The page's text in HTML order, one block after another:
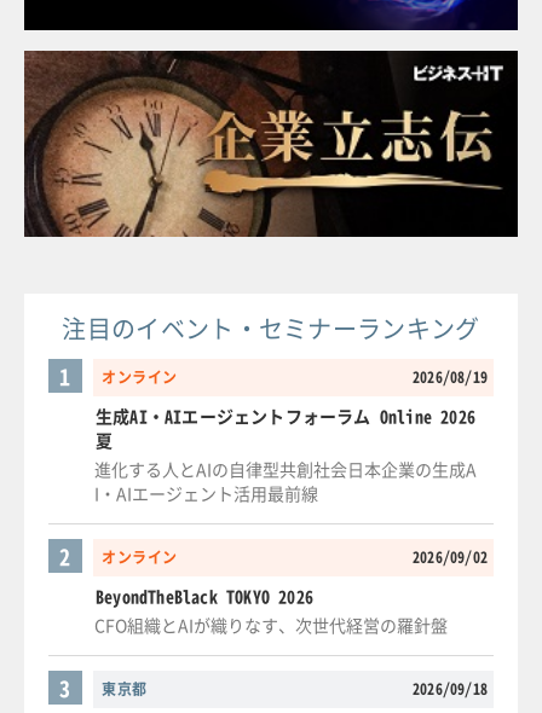
注目のイベント・セミナーランキング
オンライン 2026/08/19
1
生成AI・AIエージェントフォーラム Online 2026
夏
進化する人とAIの自律型共創社会日本企業の生成A
I・AIエージェント活用最前線
オンライン 2026/09/02
2
BeyondTheBlack TOKYO 2026
CFO組織とAIが織りなす、次世代経営の羅針盤
東京都 2026/09/18
3